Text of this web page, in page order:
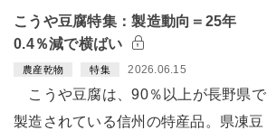
こうや豆腐特集：製造動向＝25年
0.4％減で横ばい
農産乾物 特集 2026.06.15
こうや豆腐は、90％以上が長野県で
製造されている信州の特産品。県凍豆